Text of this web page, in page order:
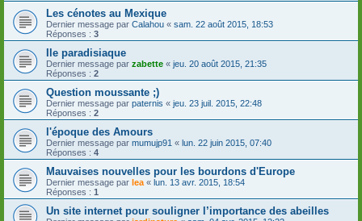
Les cénotes au Mexique
Dernier message par Calahou « sam. 22 août 2015, 18:53
Réponses : 3
Ile paradisiaque
Dernier message par zabette « jeu. 20 août 2015, 21:35
Réponses : 2
Question moussante ;)
Dernier message par paternis « jeu. 23 juil. 2015, 22:48
Réponses : 2
l'époque des Amours
Dernier message par mumujp91 « lun. 22 juin 2015, 07:40
Réponses : 4
Mauvaises nouvelles pour les bourdons d'Europe
Dernier message par lea « lun. 13 avr. 2015, 18:54
Réponses : 1
Un site internet pour souligner l’importance des abeilles